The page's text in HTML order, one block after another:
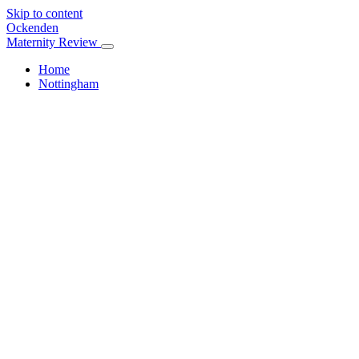
Skip to content
Ockenden
Maternity Review
Home
Nottingham